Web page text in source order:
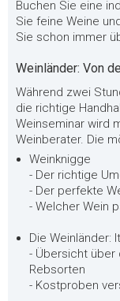
Buchen Sie eine
Sie feine Weine
Sie schon immer
Weinländer: Von
Während zwei
die richtige
Weinseminar wird
Weinberater. Die
Weinknigge
- Der richtige
- Der perfekte
- Welcher Wein
Die Weinländer:
- Übersicht über
Rebsorten
- Kostproben